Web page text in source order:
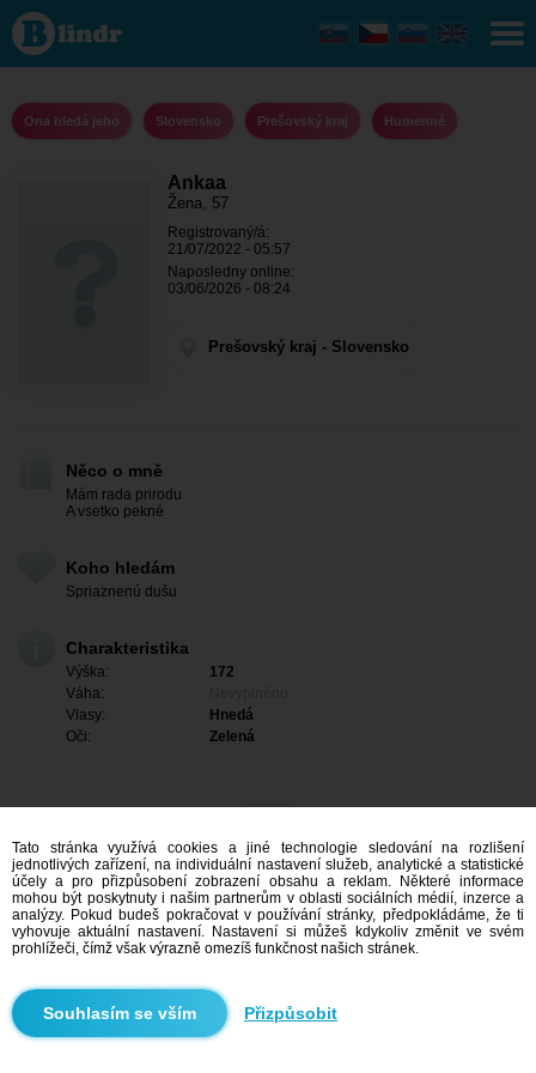
Ankaa -
Ona hledá
jeho
Prešovský
Humenné
Ona hledá jeho Slovensko Prešovský kraj Humenné
Ankaa
Žena, 57
Registrovaný/á:
21/07/2022 - 05:57
Naposledny online:
03/06/2026 - 08:24
Prešovský kraj - Slovensko
Něco o mně
Mám rada prirodu
A vsetko pekné
Koho hledám
Spriaznenú dušu
Charakteristika
Výška:
172
Váha:
Vlasy:
Hnedá
Oči:
Zelená
Vyhledávání
Tato stránka využívá cookies a jiné technologie sledování na rozlišení
jednotlivých zařízení, na individuální nastavení služeb, analytické a statistické
účely a pro přizpůsobení zobrazení obsahu a reklam. Některé informace
mohou být poskytnuty i našim partnerům v oblasti sociálních médií, inzerce a
analýzy. Pokud budeš pokračovat v používání stránky, předpokládáme, že ti
vyhovuje aktuální nastavení. Nastavení si můžeš kdykoliv změnit ve svém
prohlížeči, čímž však výrazně omezíš funkčnost našich stránek.
Přizpůsobit